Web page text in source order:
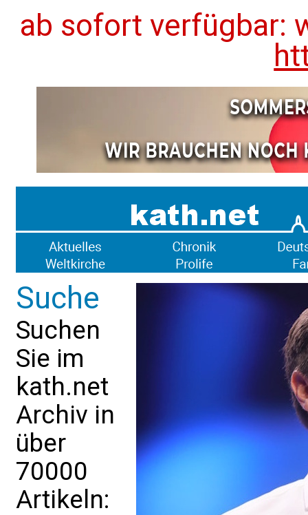
ab sofort verfügbar:
Suche
Suchen
Sie im
kath.net
Archiv in
über
70000
Artikeln: